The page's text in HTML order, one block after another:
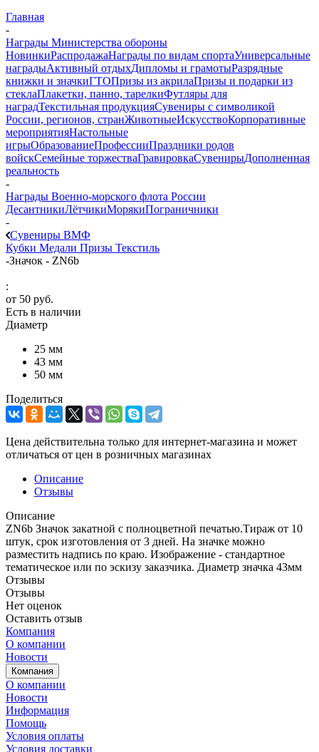
Главная
-
Награды Министерства обороны
НовинкиРаспродажаНаграды по видам спортаУниверсальные
наградыАктивный отдыхДипломы и грамотыРазрядные
книжки и значкиГТОПризы из акрилаПризы и подарки из
стеклаПлакетки, панно, тарелкиФутляры для
наградТекстильная продукцияСувениры с символикой
России, регионов, странЖивотныеИскусствоКорпоративные
мероприятияНастольные
игрыОбразованиеПрофессииПраздники родов
войскСемейные торжестваГравировкаСувенирыДополненная
реальность
-
Награды Военно-морского флота России
ДесантникиЛётчикиМорякиПограничники
-
Сувениры ВМФ
Кубки Медали Призы Текстиль
-Значок - ZN6b
:
от 50 руб.
Есть в наличии
Диаметр
25 мм
43 мм
50 мм
Поделиться
Цена действительна только для интернет-магазина и может
отличаться от цен в розничных магазинах
Описание
Отзывы
Описание
ZN6b Значок закатной с полноцветной печатью.Тираж от 10
штук, срок изготовления от 3 дней. На значке можно
разместить надпись по краю. Изображение - стандартное
тематическое или по эскизу заказчика. Диаметр значка 43мм
Отзывы
Отзывы
Нет оценок
Оставить отзыв
Компания
О компании
Новости
Компания
О компании
Новости
Информация
Помощь
Условия оплаты
Условия доставки